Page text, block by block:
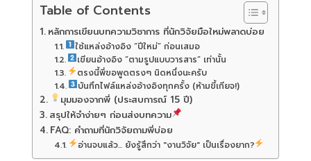
Table of Contents
หลักการเขียนบทความวิชาการ ที่นักวิจัยมือใหม่พลาดบ่อย
ใช้แหล่งอ้างอิง “ปีใหม่” ก่อนเสมอ
เขียนอ้างอิง “ตามรูปแบบวารสาร” เท่านั้น
ตรงนี้พี่ขอพูดตรงๆ นิดหนึ่งนะครับ
บันทึกไฟล์แหล่งอ้างอิงทุกครั้ง (ห้ามขี้เกียจ!)
มุมมองจากพี่ (ประสบการณ์ 15 ปี)
สรุปให้จำง่ายๆ ก่อนส่งบทความ
FAQ: คำถามที่นักวิจัยถามพี่บ่อย
อ่านจบแล้ว... ยังรู้สึกว่า "งานวิจัย" เป็นเรื่องยาก?